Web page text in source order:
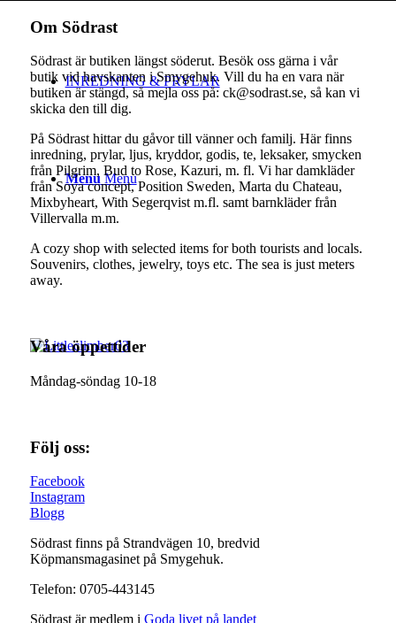
INREDNING & PRYLAR
Menu Menu
Om Södrast
Södrast är butiken längst söderut. Besök oss gärna i vår
butik vid havskanten i Smygehuk. Vill du ha en vara när
butiken är stängd, så mejla oss på: ck@sodrast.se, så kan vi
skicka den till dig.
På Södrast hittar du gåvor till vänner och familj. Här finns
inredning, prylar, ljus, kryddor, godis, te, leksaker, smycken
från Pilgrim, Bud to Rose, Kazuri, m. fl. Vi har damkläder
från Soya concept, Position Sweden, Marta du Chateau,
Mixbyheart, With Segerqvist m.fl. samt barnkläder från
Villervalla m.m.
A cozy shop with selected items for both tourists and locals.
Souvenirs, clothes, jewelry, toys etc. The sea is just meters
away.
Våra öppettider
Måndag-söndag 10-18
Följ oss:
Facebook
Instagram
Blogg
Södrast finns på Strandvägen 10, bredvid
Köpmansmagasinet på Smygehuk.
Telefon: 0705-443145
Södrast är medlem i Goda livet på landet